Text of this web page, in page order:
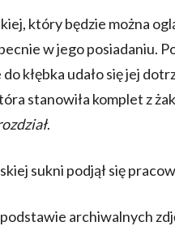
który będzie można
w jego posiadaniu.
kłębka udało się jej
stanowiła komplet z
.
sukni podjął się
archiwalnych